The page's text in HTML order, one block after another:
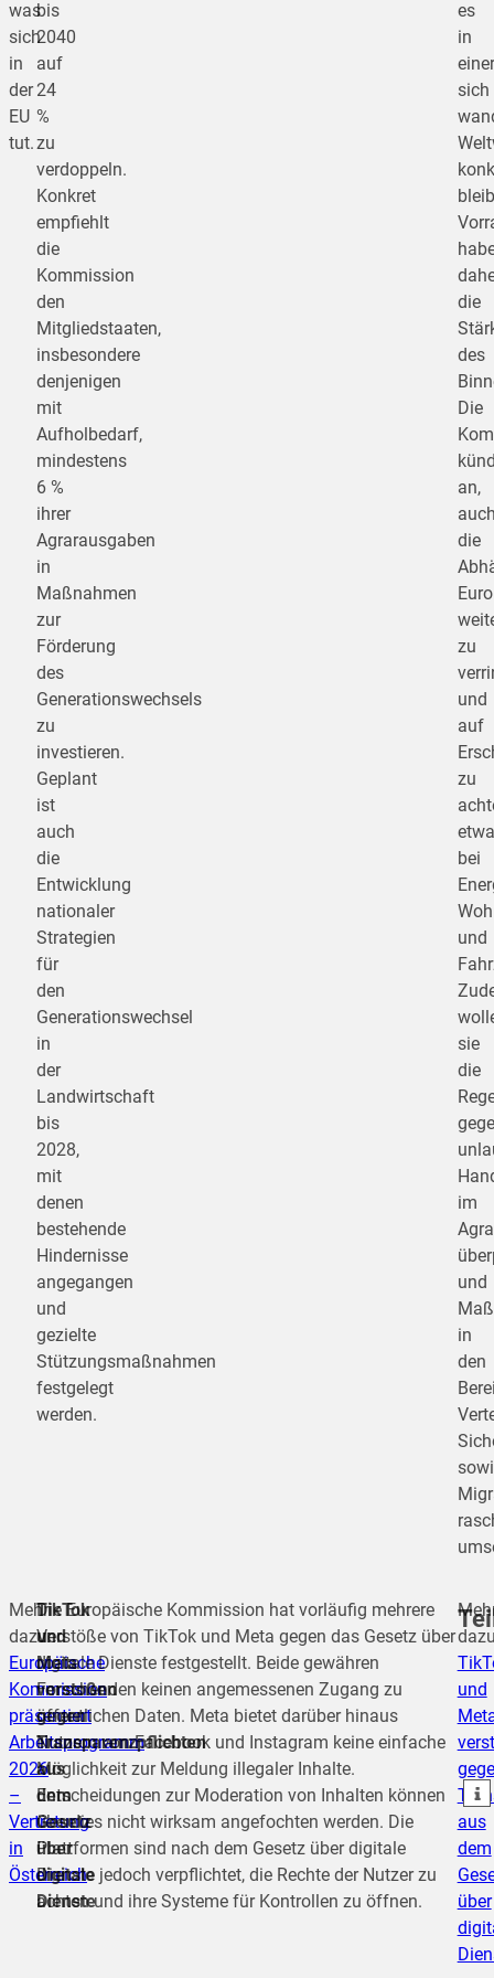
was
sich
in
der
EU
tut.
bis
2040
auf
24
%
zu
verdoppeln.
Konkret
empfiehlt
die
Kommission
den
Mitgliedstaaten,
insbesondere
denjenigen
mit
Aufholbedarf,
mindestens
6 %
ihrer
Agrarausgaben
in
Maßnahmen
zur
Förderung
des
Generationswechsels
zu
investieren.
Geplant
ist
auch
die
Entwicklung
nationaler
Strategien
für
den
Generationswechsel
in
der
Landwirtschaft
bis
2028,
mit
denen
bestehende
Hindernisse
angegangen
und
gezielte
Stützungsmaßnahmen
festgelegt
werden.
es
in
einer
sich
die
des
Die
an,
die
zu
und
auf
zu
etwa
bei
und
sie
die
im
und
in
den
Mehr
dazu:
Europäische
Kommission
präsentiert
Arbeitsprogramm
2026
–
Vertretung
in
Österreich
TikTok
und
Meta
verstoßen
gegen
Transparenzpflichten
aus
dem
Gesetz
über
digitale
Dienste
Die Europäische Kommission hat vorläufig mehrere
Verstöße von TikTok und Meta gegen das Gesetz über
digitale Dienste festgestellt. Beide gewähren
Forschenden keinen angemessenen Zugang zu
öffentlichen Daten. Meta bietet darüber hinaus
Nutzern von Facebook und Instagram keine einfache
Möglichkeit zur Meldung illegaler Inhalte.
Entscheidungen zur Moderation von Inhalten können
überdies nicht wirksam angefochten werden. Die
Plattformen sind nach dem Gesetz über digitale
Dienste jedoch verpflichtet, die Rechte der Nutzer zu
achten und ihre Systeme für Kontrollen zu öffnen.
und
aus
dem
über
teilen
teilen
teilen